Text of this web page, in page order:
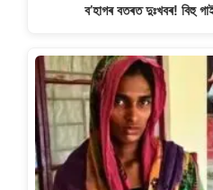
ব’হাগৰ বতৰত দুঃখবৰ! বিহু